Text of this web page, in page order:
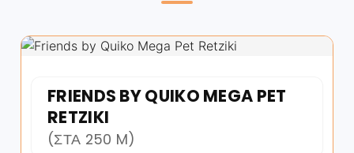
FRIENDS BY QUIKO MEGA PET
RETZIKI
(ΣΤΑ 250 M)